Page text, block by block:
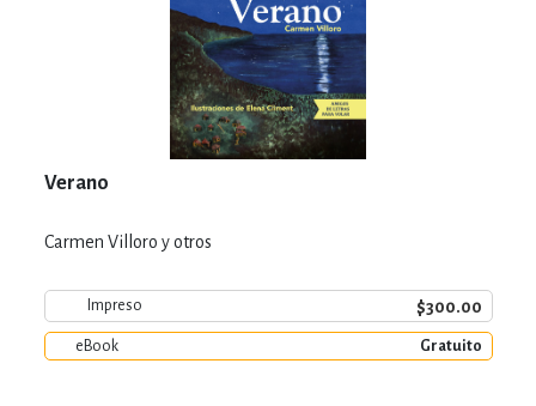
Verano
Carmen Villoro y otros
Impreso $300.00
eBook Gratuito